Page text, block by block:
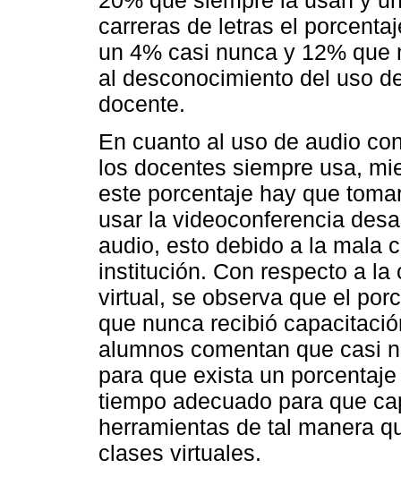
carreras de letras el
un 4% casi nunca y 12%
al desconocimiento del uso
docente.
En cuanto al uso de audio
los docentes siempre usa,
este porcentaje hay que
usar la videoconferencia
audio, esto debido a la mala
institución. Con respecto a
virtual, se observa que el
que nunca recibió
alumnos comentan que casi
para que exista un
tiempo adecuado para que
herramientas de tal manera
clases virtuales.